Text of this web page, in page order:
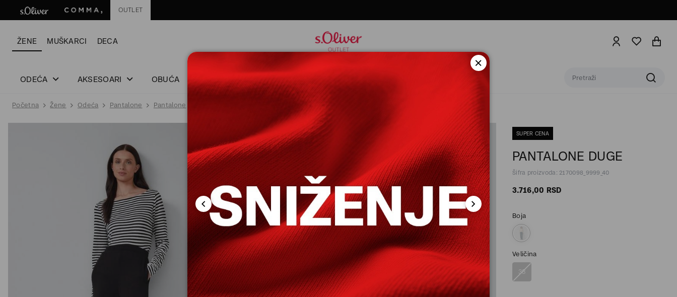
OUTLET
ŽENE MUŠKARCI DECA
ODEĆA AKSESOARI OBUĆA
Početna Žene Odeća Pantalone Pantalone
SUPER CENA
PANTALONE DUGE
Šifra proizvoda: 2170098_9999_40
3.716,00 RSD
Boja
Veličina
38